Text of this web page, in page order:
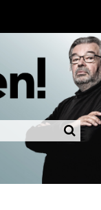
LOGIN